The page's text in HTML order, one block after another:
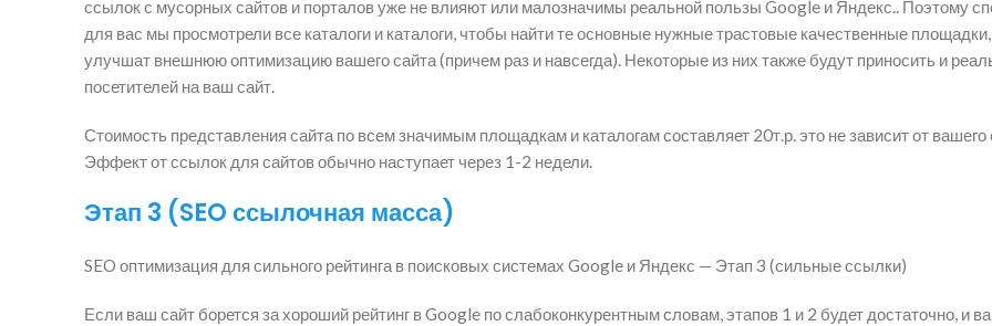
ссылок с мусорных сайтов и порталов уже не влияют или малозначимы реальной пользы Google и Яндекс.. Поэтому
для вас мы просмотрели все каталоги и каталоги, чтобы найти те основные нужные трастовые качественные
улучшат внешнюю оптимизацию вашего сайта (причем раз и навсегда). Некоторые из них также будут приносить и
посетителей на ваш сайт.
Стоимость представления сайта по всем значимым площадкам и каталогам составляет 20т.р. это не зависит от вашего
Эффект от ссылок для сайтов обычно наступает через 1-2 недели.
Этап 3 (SEO ссылочная масса)
SEO оптимизация для сильного рейтинга в поисковых системах Google и Яндекс — Этап 3 (сильные ссылки)
Если ваш сайт борется за хороший рейтинг в Google по слабоконкурентным словам, этапов 1 и 2 будет достаточно, и